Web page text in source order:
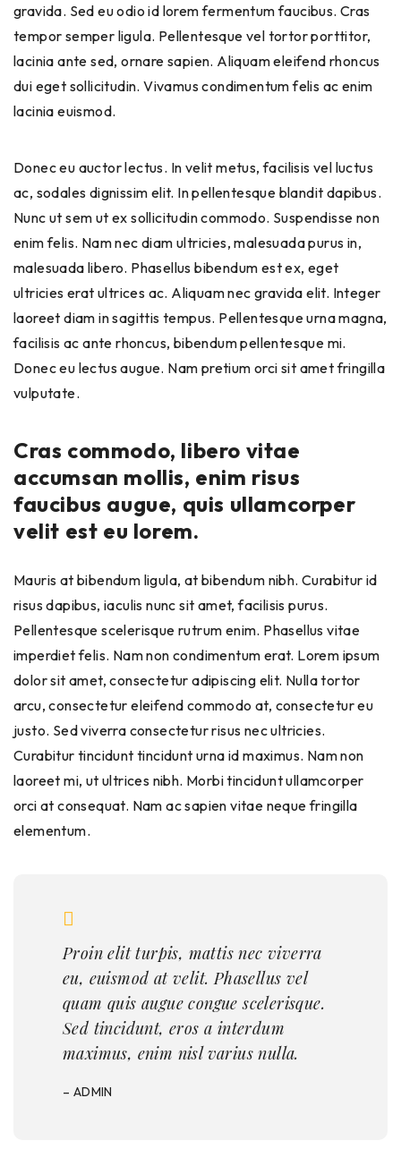
gravida. Sed eu odio id lorem fermentum faucibus. Cras
tempor semper ligula. Pellentesque vel tortor porttitor,
lacinia ante sed, ornare sapien. Aliquam eleifend rhoncus
dui eget sollicitudin. Vivamus condimentum felis ac enim
lacinia euismod.
Donec eu auctor lectus. In velit metus, facilisis vel luctus
ac, sodales dignissim elit. In pellentesque blandit dapibus.
Nunc ut sem ut ex sollicitudin commodo. Suspendisse non
enim felis. Nam nec diam ultricies, malesuada purus in,
malesuada libero. Phasellus bibendum est ex, eget
ultricies erat ultrices ac. Aliquam nec gravida elit. Integer
laoreet diam in sagittis tempus. Pellentesque urna magna,
facilisis ac ante rhoncus, bibendum pellentesque mi.
Donec eu lectus augue. Nam pretium orci sit amet fringilla
vulputate.
Cras commodo, libero vitae
accumsan mollis, enim risus
faucibus augue, quis ullamcorper
velit est eu lorem.
Mauris at bibendum ligula, at bibendum nibh. Curabitur id
risus dapibus, iaculis nunc sit amet, facilisis purus.
Pellentesque scelerisque rutrum enim. Phasellus vitae
imperdiet felis. Nam non condimentum erat. Lorem ipsum
dolor sit amet, consectetur adipiscing elit. Nulla tortor
arcu, consectetur eleifend commodo at, consectetur eu
justo. Sed viverra consectetur risus nec ultricies.
Curabitur tincidunt tincidunt urna id maximus. Nam non
laoreet mi, ut ultrices nibh. Morbi tincidunt ullamcorper
orci at consequat. Nam ac sapien vitae neque fringilla
elementum.
Proin elit turpis, mattis nec viverra
eu, euismod at velit. Phasellus vel
quam quis augue congue scelerisque.
Sed tincidunt, eros a interdum
maximus, enim nisl varius nulla.
– ADMIN